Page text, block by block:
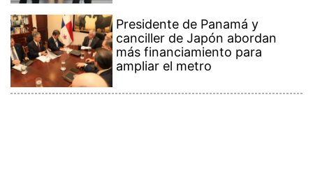
Presidente de Panamá y
canciller de Japón abordan
más financiamiento para
ampliar el metro